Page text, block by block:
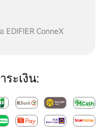
ConneX
ระเงิน: